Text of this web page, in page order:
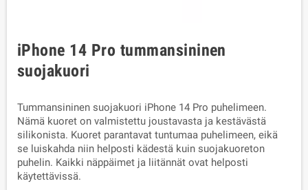
iPhone 14 Pro tummansininen
suojakuori
Tummansininen suojakuori iPhone 14 Pro puhelimeen.
Nämä kuoret on valmistettu joustavasta ja kestävästä
silikonista. Kuoret parantavat tuntumaa puhelimeen, eikä
se luiskahda niin helposti kädestä kuin suojakuoreton
puhelin. Kaikki näppäimet ja liitännät ovat helposti
käytettävissä.